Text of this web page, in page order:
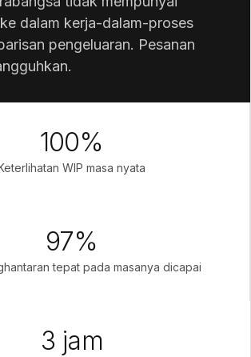
dalam kerja-dalam-proses
pengeluaran. Pesanan
100%
WIP masa nyata
97%
tepat pada masanya dicapai
3 jam